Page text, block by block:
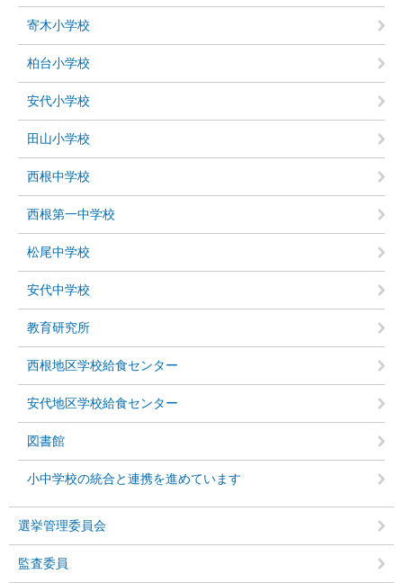
寄木小学校
柏台小学校
安代小学校
田山小学校
西根中学校
西根第一中学校
松尾中学校
安代中学校
教育研究所
西根地区学校給食センター
安代地区学校給食センター
図書館
小中学校の統合と連携を進めています
選挙管理委員会
監査委員